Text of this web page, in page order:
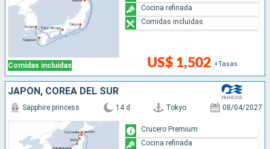
Comidas incluidas US$ 1,502 +Tasas
Cocina refinada
Comidas incluidas
JAPÓN, COREA DEL SUR
Sapphire princess 14 d Tokyo 08/04/2027
Crucero Premium
Cocina refinada